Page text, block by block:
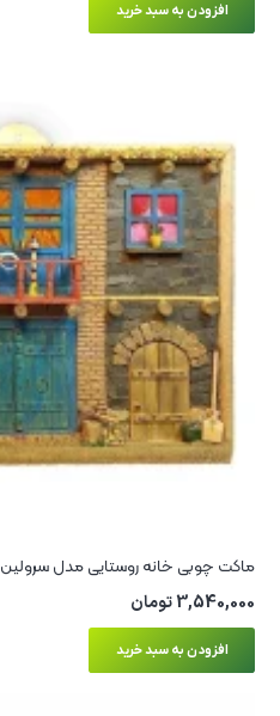
افزودن به سبد خرید
ماکت چوبی خانه روستایی مدل سرولین
3,540,000تومان
افزودن به سبد خرید